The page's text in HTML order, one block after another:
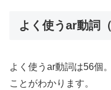
よく使うar動詞（
よく使うar動詞は56個。
ことがわかります。